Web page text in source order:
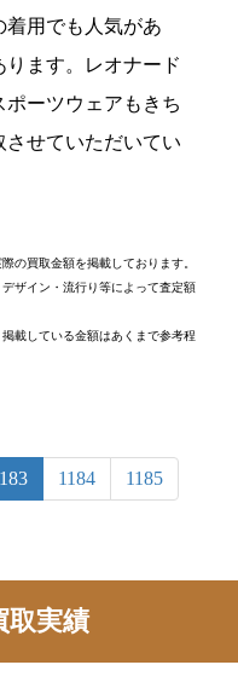
用でも人気があ
ります。レオナード
ーツウェアもきち
させていただいてい
の買取金額を掲載しております。
ザイン・流行り等によって査定額
載している金額はあくまで参考程
1184 1185
取実績